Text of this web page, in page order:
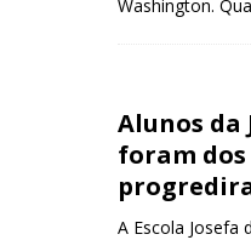
Washington.
Alunos da
foram
A Escola Josefa